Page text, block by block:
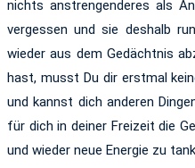
nichts anstrengenderes als
vergessen und sie deshalb
wieder aus dem Gedächtnis
hast, musst Du dir erstmal
und kannst dich anderen
für dich in deiner Freizeit die
und wieder neue Energie zu